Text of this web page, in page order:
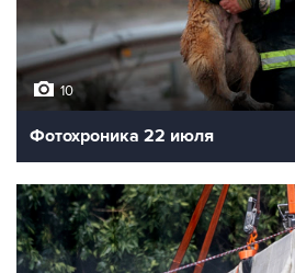
10
Фотохроника 22 июля